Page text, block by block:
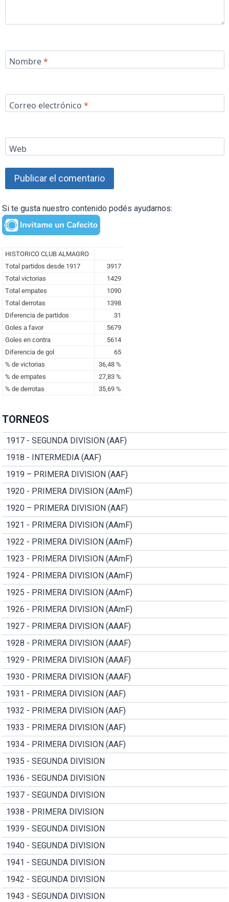
Nombre*
Correo electrónico *
Web
Si te gusta nuestro contenido podés ayudarnos:
TORNEOS
1917 - SEGUNDA DIVISION (AAF)
1918 - INTERMEDIA (AAF)
1919 – PRIMERA DIVISION (AAF)
1920 - PRIMERA DIVISION (AAmF)
1920 – PRIMERA DIVISION (AAF)
1921 - PRIMERA DIVISION (AAmF)
1922 - PRIMERA DIVISION (AAmF)
1923 - PRIMERA DIVISION (AAmF)
1924 - PRIMERA DIVISION (AAmF)
1925 - PRIMERA DIVISION (AAmF)
1926 - PRIMERA DIVISION (AAmF)
1927 - PRIMERA DIVISION (AAAF)
1928 - PRIMERA DIVISION (AAAF)
1929 - PRIMERA DIVISION (AAAF)
1930 - PRIMERA DIVISION (AAAF)
1931 - PRIMERA DIVISION (AAF)
1932 - PRIMERA DIVISION (AAF)
1933 - PRIMERA DIVISION (AAF)
1934 - PRIMERA DIVISION (AAF)
1935 - SEGUNDA DIVISION
1936 - SEGUNDA DIVISION
1937 - SEGUNDA DIVISION
1938 - PRIMERA DIVISION
1939 - SEGUNDA DIVISION
1940 - SEGUNDA DIVISION
1941 - SEGUNDA DIVISION
1942 - SEGUNDA DIVISION
1943 - SEGUNDA DIVISION